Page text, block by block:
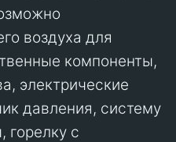
воздуха для
компоненты,
электрические
давления, систему
горелку с